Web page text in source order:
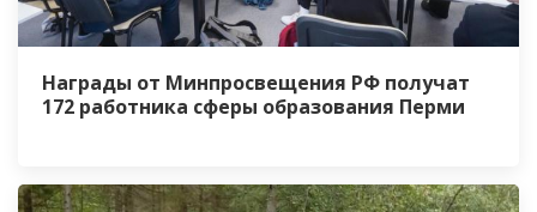
Награды от Минпросвещения РФ получат
172 работника сферы образования Перми